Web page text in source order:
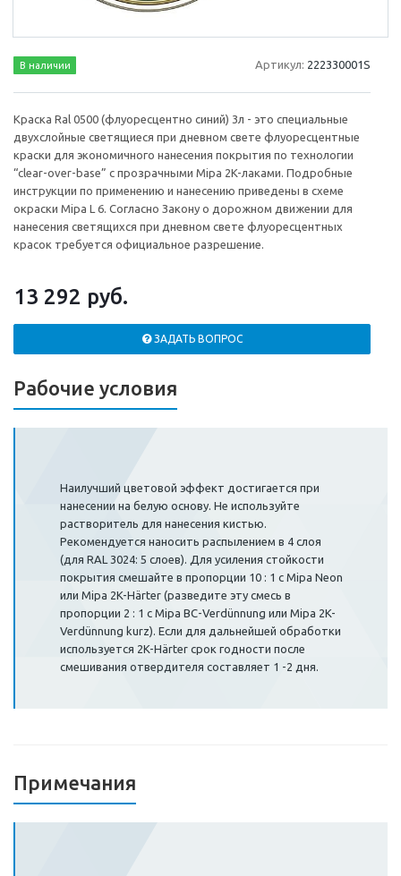
В наличии Артикул: 222330001S
Краска Ral 0500 (флуоресцентно синий) 3л - это специальные
двухслойные светящиеся при дневном свете флуоресцентные
краски для экономичного нанесения покрытия по технологии
“clear-over-base” с прозрачными Mipa 2K-лаками. Подробные
инструкции по применению и нанесению приведены в схеме
окраски Mipa L 6. Согласно Закону о дорожном движении для
нанесения светящихся при дневном свете флуоресцентных
красок требуется официальное разрешение.
13 292 руб.
ЗАДАТЬ ВОПРОС
Рабочие условия
Наилучший цветовой эффект достигается при
нанесении на белую основу. Не используйте
растворитель для нанесения кистью.
Рекомендуется наносить распылением в 4 слоя
(для RAL 3024: 5 слоев). Для усиления стойкости
покрытия смешайте в пропорции 10 : 1 с Mipa Neon
или Mipa 2K-Härter (разведите эту смесь в
пропорции 2 : 1 с Mipa BC-Verdünnung или Mipa 2K-
Verdünnung kurz). Если для дальнейшей обработки
используется 2K-Härter срок годности после
смешивания отвердителя составляет 1 -2 дня.
Примечания